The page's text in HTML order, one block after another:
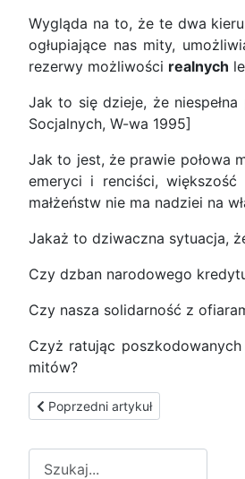
Wygląda na to, że te dwa
ogłupiające nas mity,
rezerwy możliwości realnych
Jak to się dzieje, że
Socjalnych, W-wa 1995]
Jak to jest, że prawie połowa
emeryci i renciści,
małżeństw nie ma nadziei na
Jakaż to dziwaczna sytuacja,
Czy dzban narodowego
Czy nasza solidarność z
Czyż ratując
mitów?
Poprzedni artykuł: Nurty
Poprzedni artykuł